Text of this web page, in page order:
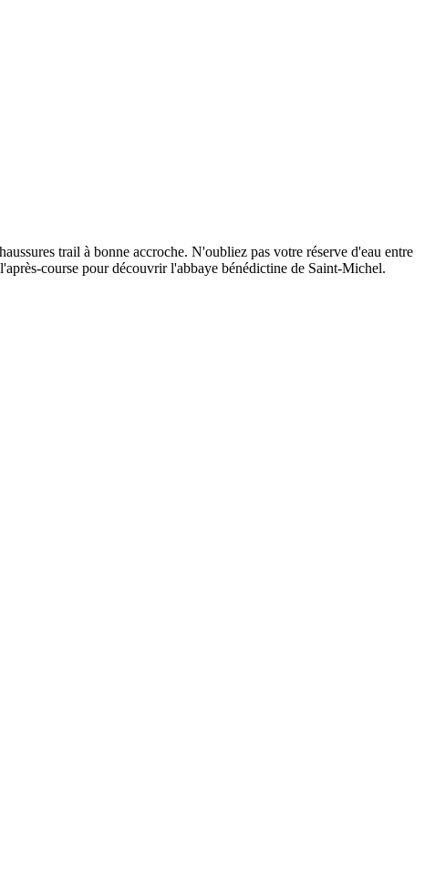
trail à bonne accroche. N'oubliez pas votre réserve d'eau entre
course pour découvrir l'abbaye bénédictine de Saint-Michel.